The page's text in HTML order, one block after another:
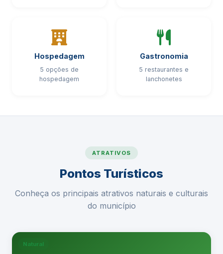
Hospedagem
5 opções de
hospedagem
Gastronomia
5 restaurantes e
lanchonetes
ATRATIVOS
Pontos Turísticos
Conheça os principais atrativos naturais e culturais
do município
Natural